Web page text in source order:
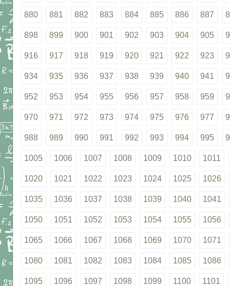
880 881 882 883 884 885 886 887
898 899 900 901 902 903 904 905
916 917 918 919 920 921 922 923
934 935 936 937 938 939 940 941
952 953 954 955 956 957 958 959
970 971 972 973 974 975 976 977
988 989 990 991 992 993 994 995
1005 1006 1007 1008 1009 1010 1011
1020 1021 1022 1023 1024 1025 1026
1035 1036 1037 1038 1039 1040 1041
1050 1051 1052 1053 1054 1055 1056
1065 1066 1067 1068 1069 1070 1071
1080 1081 1082 1083 1084 1085 1086
1095 1096 1097 1098 1099 1100 1101